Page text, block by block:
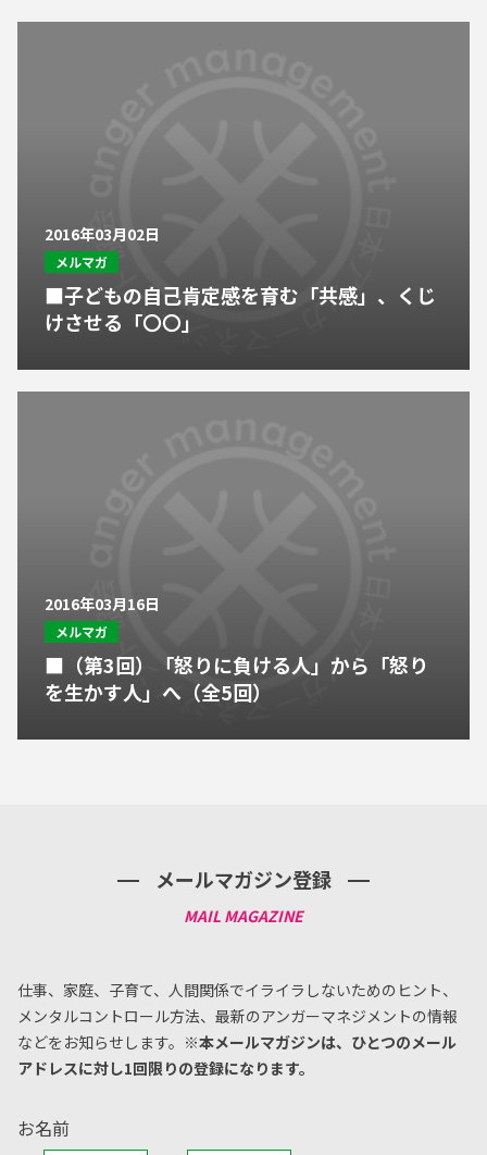
2016年03月02日
メルマガ
■子どもの自己肯定感を育む「共感」、くじ
けさせる「〇〇」
2016年03月16日
メルマガ
■（第3回）「怒りに負ける人」から「怒り
を生かす人」へ（全5回）
メールマガジン登録
仕事、家庭、子育て、人間関係でイライラしないためのヒント、
メンタルコントロール方法、 最新のアンガーマネジメントの情報
などをお知らせします。 ※本メールマガジンは、ひとつのメール
アドレスに対し1回限りの登録になります。
お名前